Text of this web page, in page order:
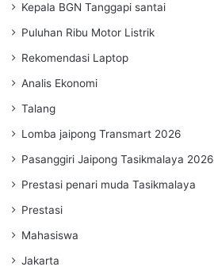
Kepala BGN Tanggapi santai
Puluhan Ribu Motor Listrik
Rekomendasi Laptop
Analis Ekonomi
Talang
Lomba jaipong Transmart 2026
Pasanggiri Jaipong Tasikmalaya 2026
Prestasi penari muda Tasikmalaya
Prestasi
Mahasiswa
Jakarta